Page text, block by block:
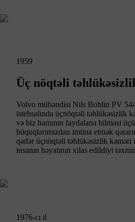
1959
Üç nöqtəli
Volvo mühəndisi Nils Bohlin PV
istehsalında üçnöqtəli təhlükəsizlik
və biz hamının faydalana bilməsi
hüquqlarımızdan imtina etmək
qədər üçnöqtəli təhlükəsizlik
insanın həyatının xilas edildiyi
1976-cı il